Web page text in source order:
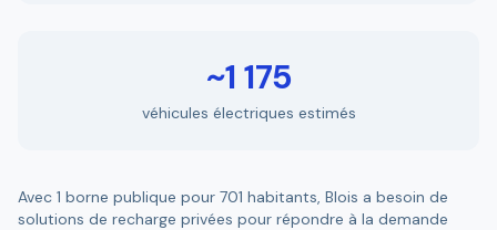
~1 175
véhicules électriques estimés
Avec 1 borne publique pour 701 habitants, Blois a besoin de
solutions de recharge privées pour répondre à la demande